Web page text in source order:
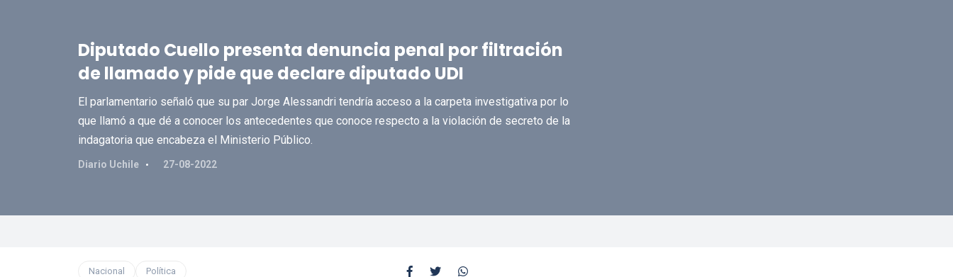
Diputado Cuello presenta denuncia penal por filtración
de llamado y pide que declare diputado UDI
El parlamentario señaló que su par Jorge Alessandri tendría acceso a la carpeta investigativa por lo
que llamó a que dé a conocer los antecedentes que conoce respecto a la violación de secreto de la
indagatoria que encabeza el Ministerio Público.
Diario Uchile 27-08-2022
Nacional Política